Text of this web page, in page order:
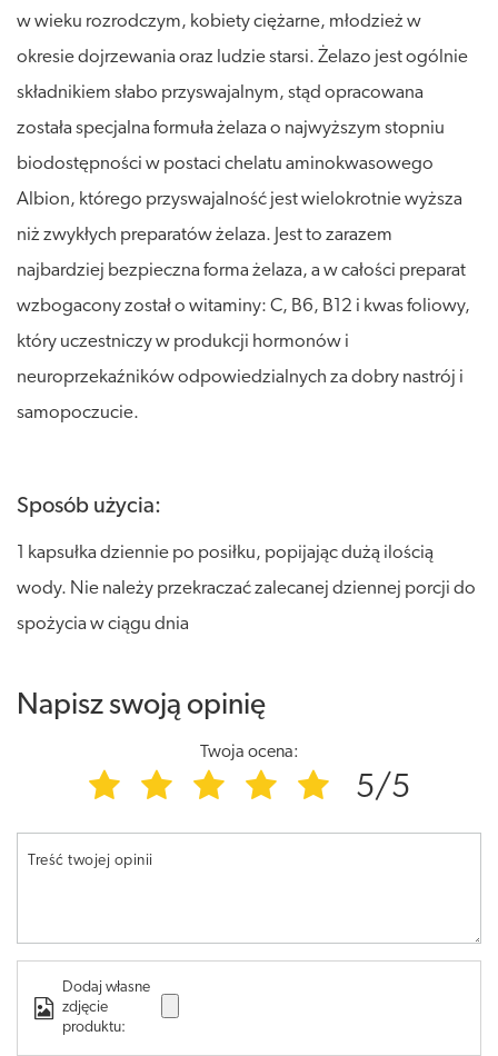
w wieku rozrodczym, kobiety ciężarne, młodzież w
okresie dojrzewania oraz ludzie starsi. Żelazo jest ogólnie
składnikiem słabo przyswajalnym, stąd opracowana
została specjalna formuła żelaza o najwyższym stopniu
biodostępności w postaci chelatu aminokwasowego
Albion, którego przyswajalność jest wielokrotnie wyższa
niż zwykłych preparatów żelaza. Jest to zarazem
najbardziej bezpieczna forma żelaza, a w całości preparat
wzbogacony został o witaminy: C, B6, B12 i kwas foliowy,
który uczestniczy w produkcji hormonów i
neuroprzekaźników odpowiedzialnych za dobry nastrój i
samopoczucie.
Sposób użycia:
1 kapsułka dziennie po posiłku, popijając dużą ilością
wody. Nie należy przekraczać zalecanej dziennej porcji do
spożycia w ciągu dnia
Napisz swoją opinię
Twoja ocena:
5/5
Treść twojej opinii
Dodaj własne
zdjęcie
produktu: